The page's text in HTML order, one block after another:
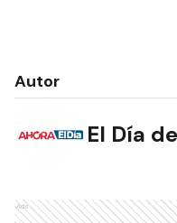
Autor
El Día
Ads